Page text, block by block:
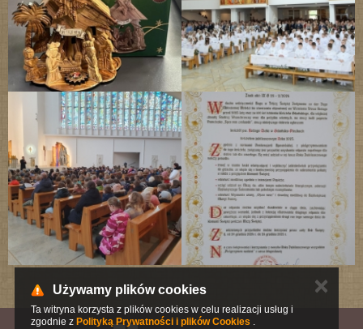
Używamy plików cookies
Ta witryna korzysta z plików cookies w celu realizacji usług i
zgodnie z Polityką Prywatności i plików Cookies .
✕